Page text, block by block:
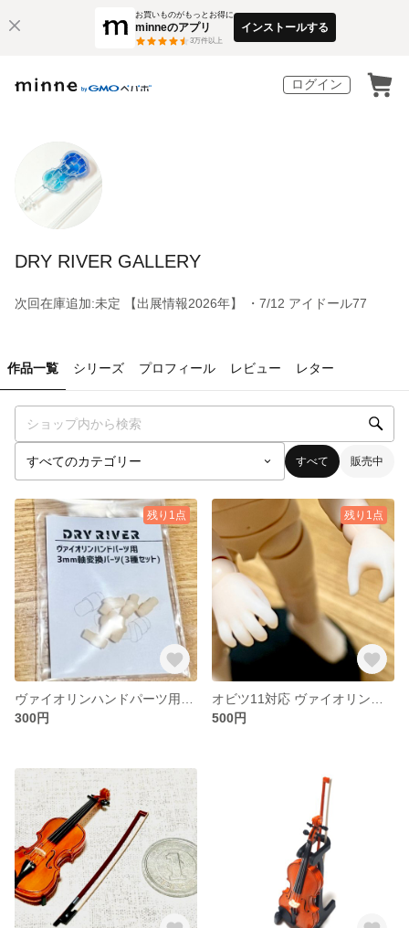
お買いものがもっとお得に
minneのアプリ
3万件以上
インストールする
ログイン
DRY RIVER GALLERY
次回在庫追加:未定 【出展情報2026年】 ・7/12 アイドール77
作品一覧 シリーズ プロフィール レビュー レター
すべて 販売中
残り1点
300円
残り1点
500円